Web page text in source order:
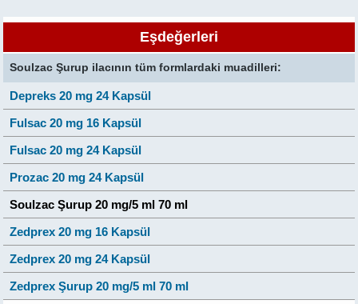
Eşdeğerleri
Soulzac Şurup ilacının tüm formlardaki muadilleri:
Depreks 20 mg 24 Kapsül
Fulsac 20 mg 16 Kapsül
Fulsac 20 mg 24 Kapsül
Prozac 20 mg 24 Kapsül
Soulzac Şurup 20 mg/5 ml 70 ml
Zedprex 20 mg 16 Kapsül
Zedprex 20 mg 24 Kapsül
Zedprex Şurup 20 mg/5 ml 70 ml